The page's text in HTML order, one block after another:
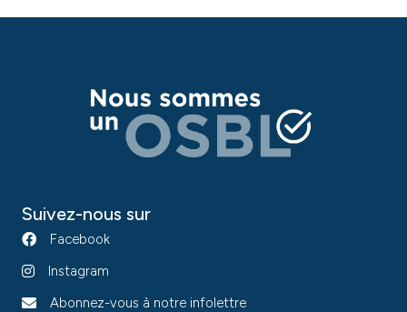
Suivez-nous sur
Facebook
Instagram
Abonnez-vous à notre infolettre